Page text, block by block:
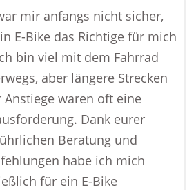
mir anfangs nicht sicher,
E-Bike das Richtige für mich
bin viel mit dem Fahrrad
aber längere Strecken
Anstiege waren oft eine
Dank eurer
Beratung und
habe ich mich
für ein E-Bike